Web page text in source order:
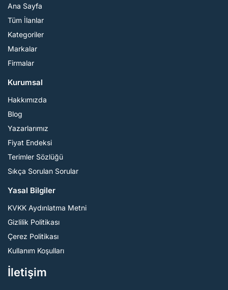
Ana Sayfa
Tüm İlanlar
Kategoriler
Markalar
Firmalar
Kurumsal
Hakkımızda
Blog
Yazarlarımız
Fiyat Endeksi
Terimler Sözlüğü
Sıkça Sorulan Sorular
Yasal Bilgiler
KVKK Aydınlatma Metni
Gizlilik Politikası
Çerez Politikası
Kullanım Koşulları
İletişim